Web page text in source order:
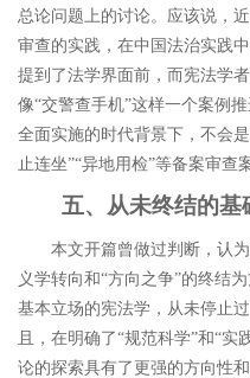
总论问题上的讨论。应该说，
审查的实践，在中国法治实践
提到了法学界面前，而宪法学
像“交警查手机”这样一个案例
全面实施的时代背景下，不会
止连坐”“异地用检”等备案审查
五、从未终结的基
本文开篇曾做过判断，认
义学转向和“方向之争”的终结
基本立场的宪法学，从未停止
且，在明确了“规范科学”和“实
论的探索具有了更强的方向性